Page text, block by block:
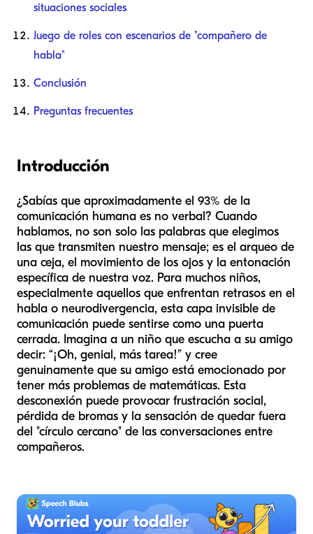
situaciones sociales
Juego de roles con escenarios de "compañero de
habla"
Conclusión
Preguntas frecuentes
Introducción
¿Sabías que aproximadamente el 93% de la
comunicación humana es no verbal? Cuando
hablamos, no son solo las palabras que elegimos
las que transmiten nuestro mensaje; es el arqueo de
una ceja, el movimiento de los ojos y la entonación
específica de nuestra voz. Para muchos niños,
especialmente aquellos que enfrentan retrasos en el
habla o neurodivergencia, esta capa invisible de
comunicación puede sentirse como una puerta
cerrada. Imagina a un niño que escucha a su amigo
decir: “¡Oh, genial, más tarea!” y cree
genuinamente que su amigo está emocionado por
tener más problemas de matemáticas. Esta
desconexión puede provocar frustración social,
pérdida de bromas y la sensación de quedar fuera
del "círculo cercano" de las conversaciones entre
compañeros.